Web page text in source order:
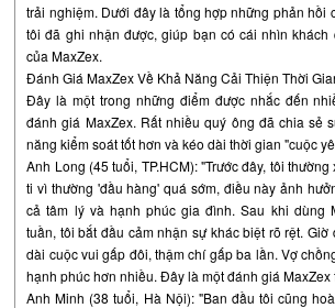
trải nghiệm. Dưới đây là tổng hợp những phản hồi
tôi đã ghi nhận được, giúp bạn có cái nhìn khách
của MaxZex.
Đánh Giá MaxZex Về Khả Năng Cải Thiện Thời
Đây là một trong những điểm được nhắc đến
đánh giá MaxZex. Rất nhiều quý ông đã chia sẻ
năng kiểm soát tốt hơn và kéo dài thời gian "cuộc
Anh Long (45 tuổi, TP.HCM): "Trước đây, tôi
ti vì thường 'đầu hàng' quá sớm, điều này ảnh
cả tâm lý và hạnh phúc gia đình. Sau khi dùng
tuần, tôi bắt đầu cảm nhận sự khác biệt rõ rệt. Giờ
dài cuộc vui gấp đôi, thậm chí gấp ba lần. Vợ
hạnh phúc hơn nhiều. Đây là một đánh giá MaxZex
Anh Minh (38 tuổi, Hà Nội): "Ban đầu tôi cũng